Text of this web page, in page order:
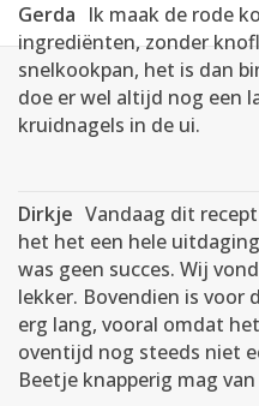
Gerda Ik maak de rode
ingrediënten, zonder
snelkookpan, het is dan
doe er wel altijd nog een
kruidnagels in de ui.
Dirkje Vandaag dit
het het een hele
was geen succes. Wij
lekker. Bovendien is
erg lang, vooral omdat
oventijd nog steeds niet
Beetje knapperig mag